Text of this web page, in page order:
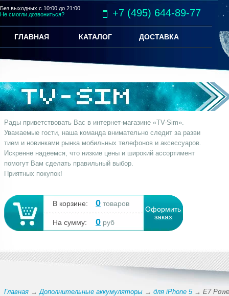
Без выходных с 10:00 до 21:00
Не смогли дозвониться?
+7 (495) 644-89-77
ГЛАВНАЯ КАТАЛОГ ДОСТАВКА
Рады приветствовать Вас в интернет-магазине «TV-Sim».
Уважаемые гости, наша команда внимательно следит за разви
тием и новинками рынка мобильных телефонов и аксессуаров.
Искренне надеемся, что низкие цены и широкий ассортимент
помогут Вам сделать правильный выбор.
Приятных покупок!
В корзине: 0 товаров
На сумму: 0 руб
Оформить
заказ
Главная →Дополнительные аккумуляторы → для iPhone 5→ E7